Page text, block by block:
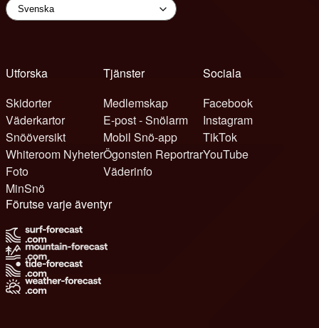
Utforska
Skidorter
Väderkartor
Snööversikt
Whiteroom Nyheter
Foto
MinSnö
Tjänster
Medlemskap
E-post - Snölarm
Mobil Snö-app
Ögonsten Reportrar
Väderinfo
Sociala
Facebook
Instagram
TikTok
YouTube
Förutse varje äventyr